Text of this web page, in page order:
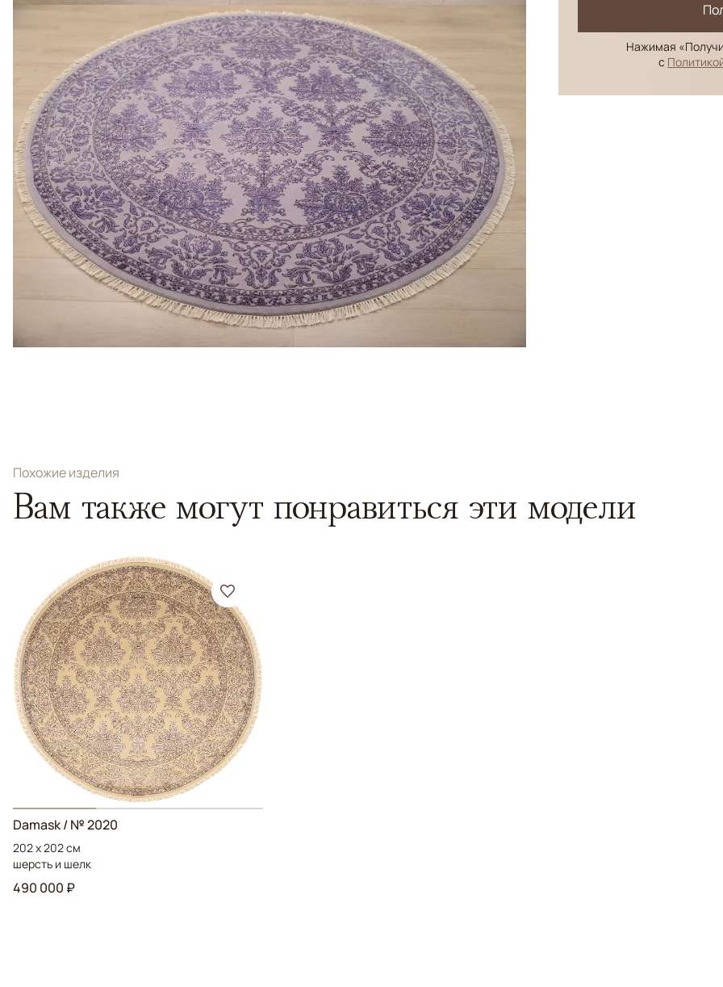
Нажимая
с
Похожие изделия
Вам также могут понравиться эти модели
Damask / № 2020
202 x 202 см
шерсть и шелк
490 000 ₽